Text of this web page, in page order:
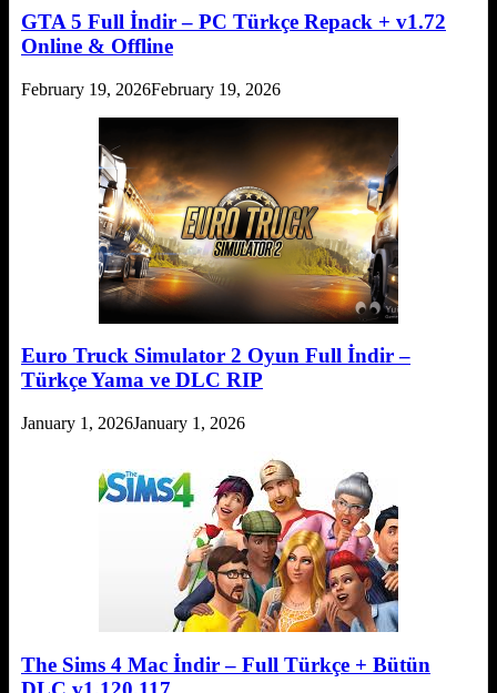
GTA 5 Full İndir – PC Türkçe Repack + v1.72
Online & Offline
February 19, 2026February 19, 2026
Euro Truck Simulator 2 Oyun Full İndir –
Türkçe Yama ve DLC RIP
January 1, 2026January 1, 2026
The Sims 4 Mac İndir – Full Türkçe + Bütün